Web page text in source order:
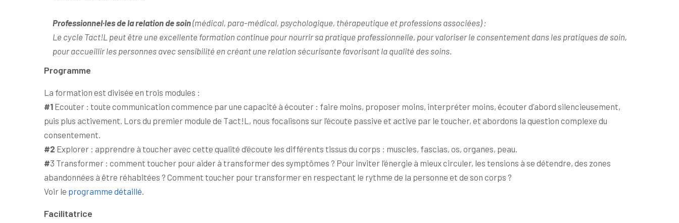
Professionnel·les de la relation de soin(médical, para-médical, psychologique, thérapeutique et professions associées) :
Le cycle Tact!L peut être une excellente formation continue pour nourrir sa pratique professionnelle, pour valoriser le consentement dans les pratiques de soin,
pour accueillir les personnes avec sensibilité en créant une relation sécurisante favorisant la qualité des soins.
Programme
La formation est divisée en trois modules :
#1 Ecouter : toute communication commence par une capacité à écouter : faire moins, proposer moins, interpréter moins, écouter d’abord silencieusement,
puis plus activement. Lors du premier module de Tact!L, nous focalisons sur l’écoute passive et active par le toucher, et abordons la question complexe du
consentement.
#2 Explorer : apprendre à toucher avec cette qualité d’écoute les différents tissus du corps : muscles, fascias, os, organes, peau.
#3 Transformer : comment toucher pour aider à transformer des symptômes ? Pour inviter l’énergie à mieux circuler, les tensions à se détendre, des zones
abandonnées à être réhabitées ? Comment toucher pour transformer en respectant le rythme de la personne et de son corps ?
Voir le programme détaillé
Facilitatrice